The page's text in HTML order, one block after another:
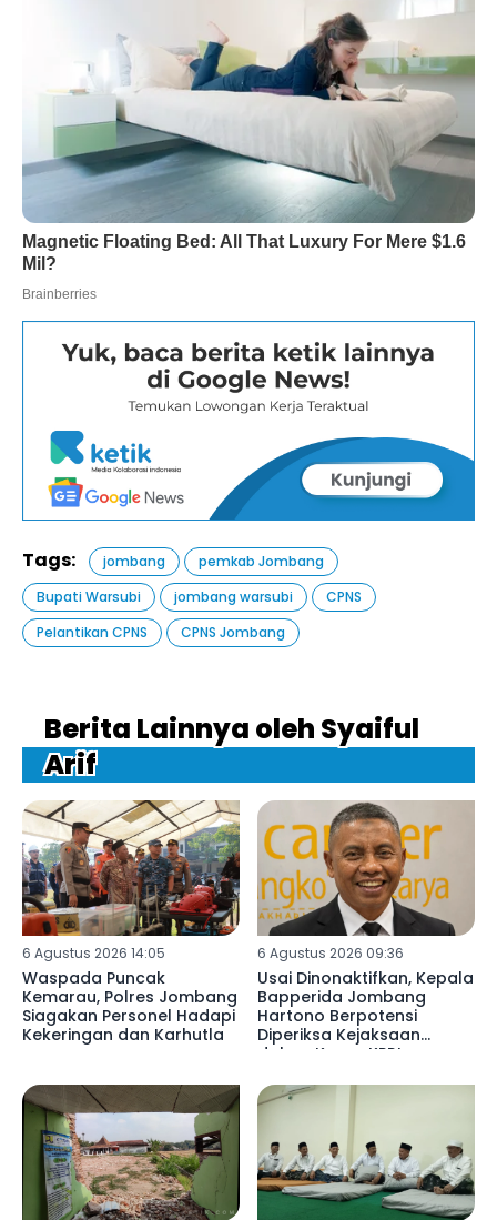
Tags: jombang
pemkab Jombang
Bupati Warsubi
jombang warsubi
CPNS
Pelantikan CPNS
CPNS Jombang
Berita Lainnya oleh Syaiful
Arif
6 Agustus 2026 14:05
Waspada Puncak
Kemarau, Polres Jombang
Siagakan Personel Hadapi
Kekeringan dan Karhutla
6 Agustus 2026 09:36
Usai Dinonaktifkan, Kepala
Bapperida Jombang
Hartono Berpotensi
Diperiksa Kejaksaan
dalam Kasus KPRI